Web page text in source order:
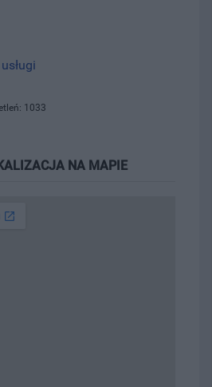
1033
NA MAPIE